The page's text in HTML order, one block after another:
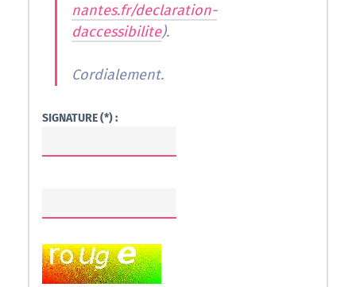
nantes.fr/declaration-
daccessibilite).
Cordialement.
SIGNATURE (*) :